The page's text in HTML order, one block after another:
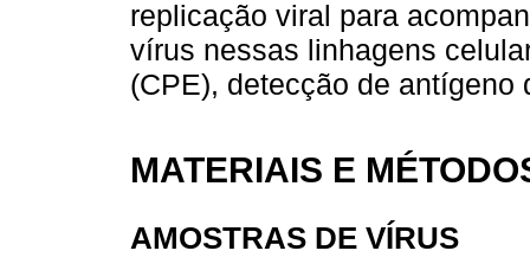
replicação viral para
vírus nessas linhagens
(CPE), detecção de
MATERIAIS E
AMOSTRAS DE VÍRUS